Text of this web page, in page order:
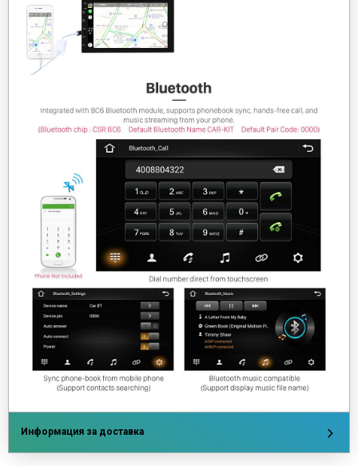
Информация за доставка